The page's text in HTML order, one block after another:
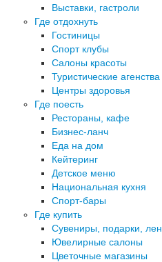
Выставки, гастроли
Где отдохнуть
Гостиницы
Спорт клубы
Салоны красоты
Туристические агенства
Центры здоровья
Где поесть
Рестораны, кафе
Бизнес-ланч
Еда на дом
Кейтеринг
Детское меню
Национальная кухня
Спорт-бары
Где купить
Сувениры, подарки, лен
Ювелирные салоны
Цветочные магазины